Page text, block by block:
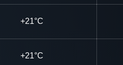
+21°C
+21°C